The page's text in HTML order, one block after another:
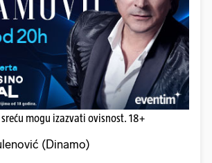
mogu izazvati ovisnost. 18+
(Dinamo)